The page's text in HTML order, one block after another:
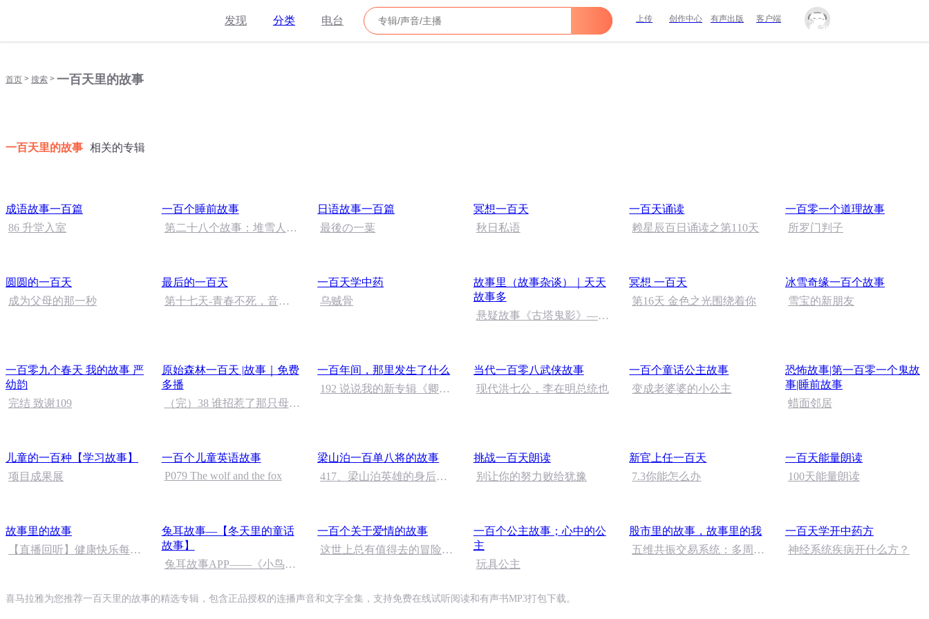
发现 分类 电台 上传 创作中心 有声出版 客户端
首页 > 搜索 > 一百天里的故事
一百天里的故事 相关的专辑
成语故事一百篇
86 升堂入室
一百个睡前故事
第二十八个故事：堆雪人的
日语故事一百篇
最後の一葉
冥想一百天
秋日私语
一百天诵读
赖星辰百日诵读之第110天
一百零一个道理故事
所罗门判子
圆圆的一百天
成为父母的那一秒
最后的一百天
第十七天-青春不死，音乐
一百天学中药
乌贼骨
故事里（故事杂谈）｜天天
故事多
悬疑故事《古塔鬼影》——
冥想 一百天
第16天 金色之光围绕着你
冰雪奇缘一百个故事
雪宝的新朋友
一百零九个春天 我的故事 严
幼韵
完结 致谢109
原始森林一百天 |故事｜免费
多播
（完）38 谁招惹了那只母狼
一百年间，那里发生了什么
192 说说我的新专辑《卿云
当代一百零八武侠故事
现代洪七公，李在明总统也
一百个童话公主故事
变成老婆婆的小公主
恐怖故事|第一百零一个鬼故
事|睡前故事
蜡面邻居
儿童的一百种【学习故事】
项目成果展
一百个儿童英语故事
P079 The wolf and the fox
梁山泊一百单八将的故事
417、梁山泊英雄的身后事
挑战一百天朗读
别让你的努力败给犹豫
新官上任一百天
7.3你能怎么办
一百天能量朗读
100天能量朗读
故事里的故事
【直播回听】健康快乐每一
兔耳故事—【冬天里的童话
故事】
兔耳故事APP——《小鸟的
一百个关于爱情的故事
这世上总有值得去的冒险
一百个公主故事；心中的公
主
玩具公主
股市里的故事，故事里的我
五维共振交易系统：多周期
一百天学开中药方
神经系统疾病开什么方？
喜马拉雅为您推荐一百天里的故事的精选专辑，包含正品授权的连播声音和文字全集，支持免费在线试听阅读和有声书MP3打包下载。